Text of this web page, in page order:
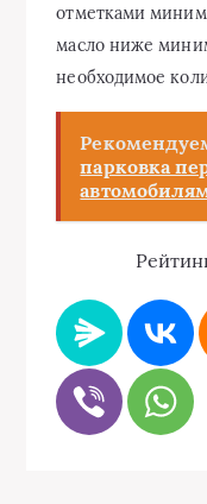
отметками
масло ниже
необходимое
парковка